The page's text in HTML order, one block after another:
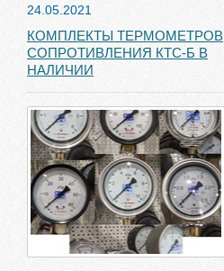
24.05.2021
КОМПЛЕКТЫ ТЕРМОМЕТРОВ
СОПРОТИВЛЕНИЯ КТС-Б В
НАЛИЧИИ